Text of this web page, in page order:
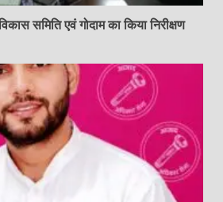
समिति एवं गोदाम का किया निरीक्षण